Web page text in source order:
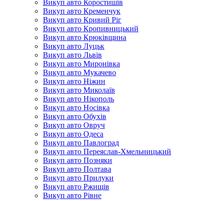
Викуп авто Коростишів
Викуп авто Кременчук
Викуп авто Кривий Ріг
Викуп авто Кропивницький
Викуп авто Крюківщина
Викуп авто Луцьк
Викуп авто Львів
Викуп авто Миронівка
Викуп авто Мукачево
Викуп авто Ніжин
Викуп авто Миколаїв
Викуп авто Нікополь
Викуп авто Носівка
Викуп авто Обухів
Викуп авто Овруч
Викуп авто Одеса
Викуп авто Павлоград
Викуп авто Переяслав-Хмельницький
Викуп авто Позняки
Викуп авто Полтава
Викуп авто Прилуки
Викуп авто Ржищів
Викуп авто Рівне